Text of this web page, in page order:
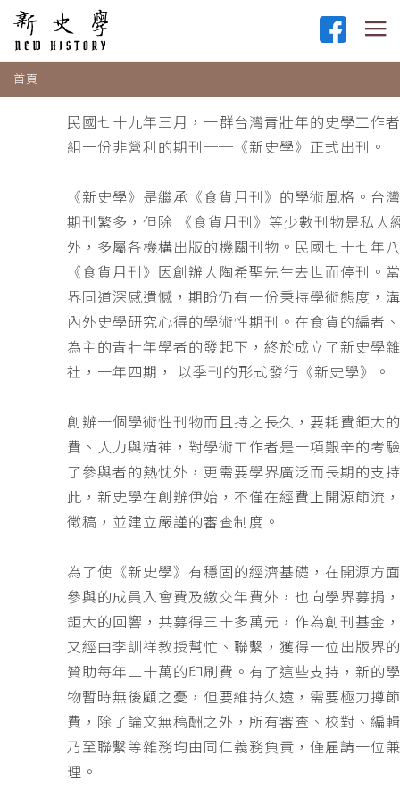
首頁
民國七十九年三月，一群台灣青壯年的史學工作
組一份非營利的期刊──《新史學》正式出刊。
《新史學》是繼承《食貨月刊》的學術風格。台
期刊繁多，但除 《食貨月刊》等少數刊物是私人
外，多屬各機構出版的機關刊物。民國七十七年
《食貨月刊》因創辦人陶希聖先生去世而停刊。
界同道深感遺憾，期盼仍有一份秉持學術態度，
內外史學研究心得的學術性期刊。在食貨的編者
為主的青壯年學者的發起下，終於成立了新史學
社，一年四期， 以季刊的形式發行《新史學》。
創辦一個學術性刊物而且持之長久，要耗費鉅大
費、人力與精神，對學術工作者是一項艱辛的考
了參與者的熱忱外，更需要學界廣泛而長期的支
此，新史學在創辦伊始，不僅在經費上開源節流
徵稿，並建立嚴謹的審查制度。
為了使《新史學》有穩固的經濟基礎，在開源方
參與的成員入會費及繳交年費外，也向學界募捐
鉅大的回響，共募得三十多萬元，作為創刊基金
又經由李訓祥教授幫忙、聯繫，獲得一位出版界
贊助每年二十萬的印刷費。有了這些支持，新的
物暫時無後顧之憂，但要維持久遠，需要極力撙
費，除了論文無稿酬之外，所有審查、校對、編
乃至聯繫等雜務均由同仁義務負責，僅雇請一位
理。